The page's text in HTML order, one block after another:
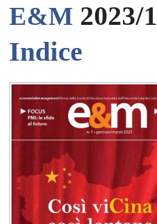
E&M 2023/1
Indice